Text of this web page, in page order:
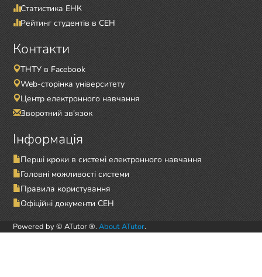
Статистика ЕНК
Рейтинг студентів в СЕН
Контакти
ТНТУ в Facebook
Web-сторінка університету
Центр електронного навчання
Зворотний зв'язок
Інформація
Перші кроки в системі електронного навчання
Головні можливості системи
Правила користування
Офіційні документи СЕН
Powered by © ATutor ®. About ATutor.